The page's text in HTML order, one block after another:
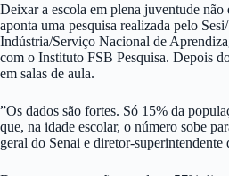
Deixar a escola em plena juventude
aponta uma pesquisa realizada pelo
Indústria/Serviço Nacional de
com o Instituto FSB Pesquisa. Depois
em salas de aula.
”Os dados são fortes. Só 15% da
que, na idade escolar, o número sobe
geral do Senai e diretor-